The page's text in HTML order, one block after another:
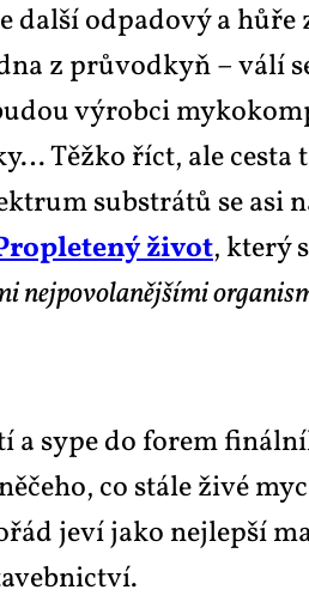
dal­ší od­pa­do­vý a
z prů­vod­kyň – vá­lí
vý­rob­ci
Těž­ko říct, ale
sub­strá­tů se
ži­vot, kte­rý
nej­po­vo­la­něj­ší­mi
a sy­pe do fo­rem
co stá­le ži­vé
je­ví ja­ko nej­lep­ší